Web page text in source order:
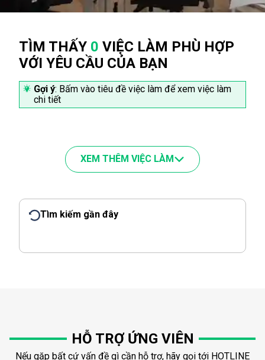
TÌM THẤY 0 VIỆC LÀM PHÙ HỢP
VỚI YÊU CẦU CỦA BẠN
Gợi ý: Bấm vào tiêu đề việc làm để xem việc làm
chi tiết
XEM THÊM VIỆC LÀM
Tìm kiếm gần đây
HỖ TRỢ ỨNG VIÊN
Nếu gặp bất cứ vấn đề gì cần hỗ trợ, hãy gọi tới HOTLINE